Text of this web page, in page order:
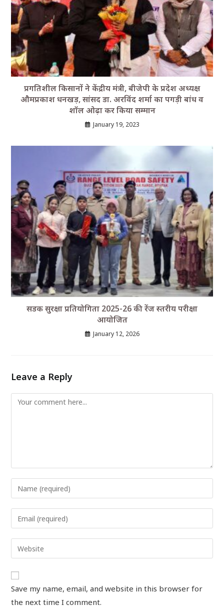
प्रगतिशील किसानों ने केंद्रीय मंत्री, बीजेपी के प्रदेश अध्यक्ष
औमप्रकाश धनखड़, सांसद डा. अरविंद शर्मा का पगड़ी बांध व
शॉल ओढ़ा कर किया सम्मान
January 19, 2023
सडक सुरक्षा प्रतियोगिता 2025-26 की रेंज स्तरीय परीक्षा
आयोजित
January 12, 2026
Leave a Reply
Save my name, email, and website in this browser for
the next time I comment.